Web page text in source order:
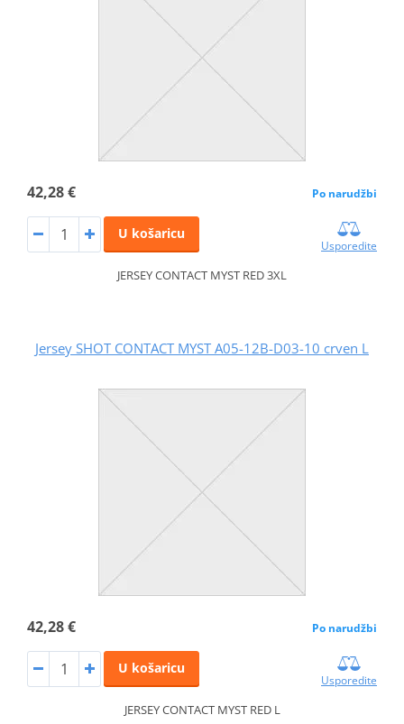
42,28 € Po narudžbi
U košaricu
Usporedite
JERSEY CONTACT MYST RED 3XL
Jersey SHOT CONTACT MYST A05-12B-D03-10 crven L
42,28 € Po narudžbi
U košaricu
Usporedite
JERSEY CONTACT MYST RED L